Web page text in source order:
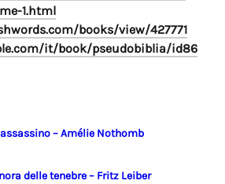
1.html
books/view/427771
it/book/pseudobiblia/id86
– Amélie Nothomb
delle tenebre – Fritz Leiber